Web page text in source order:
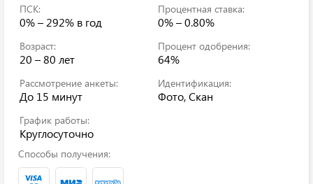
ПСК:
0% – 292% в год
Процентная ставка:
0% – 0.80%
Возраст:
20 – 80 лет
Процент одобрения:
64%
Рассмотрение анкеты:
До 15 минут
Идентификация:
Фото, Скан
График работы:
Круглосуточно
Способы получения: